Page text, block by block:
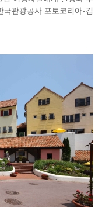
관광공사 포토코리아-김